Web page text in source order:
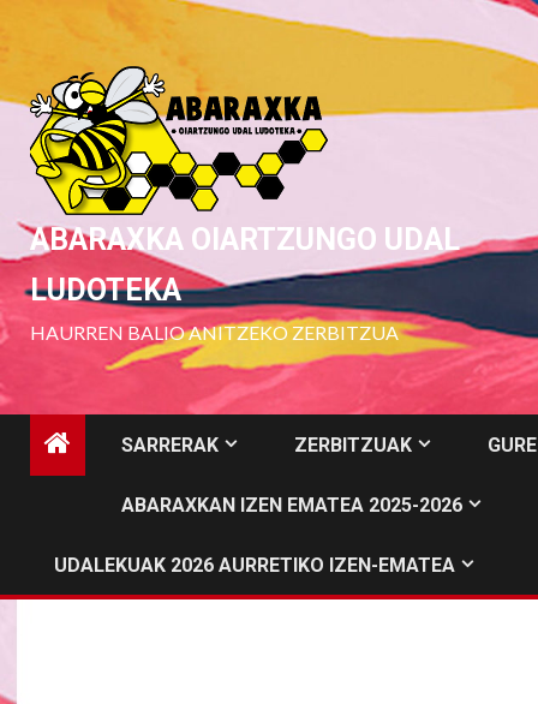
to
content
ABARAXKA OIARTZUNGO UDAL
LUDOTEKA
HAURREN BALIO ANITZEKO ZERBITZUA
SARRERAK ZERBITZUAK
ABARAXKAN IZEN EMATEA 2025-2026
UDALEKUAK 2026 AURRETIKO IZEN-EMATEA